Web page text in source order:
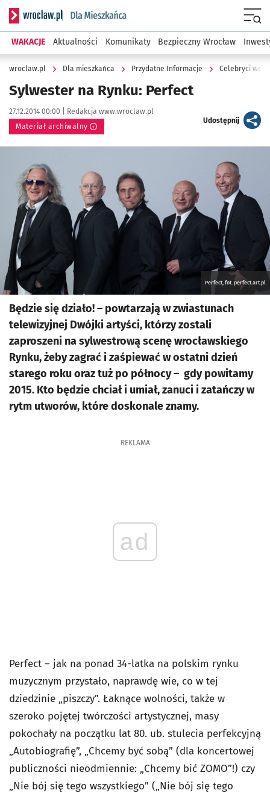
Serwis informacyjny wroclaw.pl podserwis: Dla mieszkańca
WAKACJE Aktualności Komunikaty Bezpieczny Wrocław
wroclaw.pl Dla mieszkańca Przydatne Informacje Celebryci we
Sylwester na Rynku: Perfect
Data publikacji:
27.12.2014 00:00 | Autor:
Redakcja www.wroclaw.pl
Materiał archiwalny
Udostępnijartykuł
Perfect, fot. perfect.art.pl
Będzie się działo! – powtarzają w zwiastunach
telewizyjnej Dwójki artyści, którzy zostali
zaproszeni na sylwestrową scenę wrocławskiego
Rynku, żeby zagrać i zaśpiewać w ostatni dzień
starego roku oraz tuż po północy – gdy powitamy
2015. Kto będzie chciał i umiał, zanuci i zatańczy w
rytm utworów, które doskonale znamy.
REKLAMA
ad
Perfect – jak na ponad 34-latka na polskim rynku
muzycznym przystało, naprawdę wie, co w tej
dziedzinie „piszczy”. Łaknące wolności, także w
szeroko pojętej twórczości artystycznej, masy
pokochały na początku lat 80. ub. stulecia perfekcyjną
„Autobiografię”, „Chcemy być sobą” (dla koncertowej
publiczności nieodmiennie: „Chcemy bić ZOMO”!) czy
„Nie bój się tego wszystkiego” („Nie bój się tego